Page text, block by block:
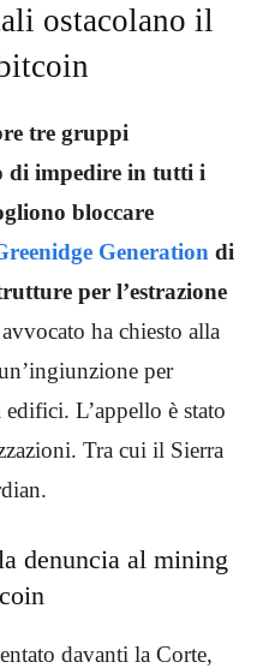
ostacolano il
tre gruppi
di impedire in tutti i
bloccare
Generation di
per l’estrazione
ha chiesto alla
per
L’appello è stato
Tra cui il Sierra
denuncia al mining
davanti la Corte,